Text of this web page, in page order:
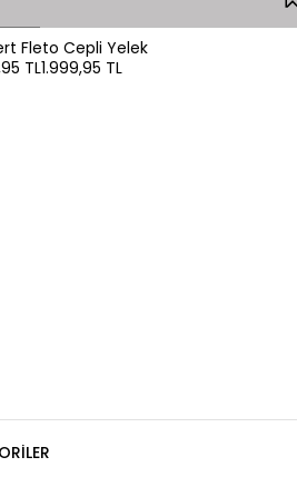
Fleto Cepli Yelek
TL1.999,95 TL